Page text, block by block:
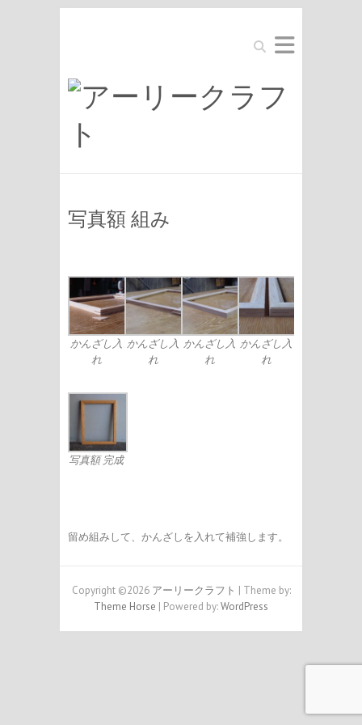
Search
写真額 組み
かんざし入
れ
かんざし入
れ
かんざし入
れ
かんざし入
れ
写真額 完成
留め組みして、かんざしを入れて補強します。
Copyright ©2026 アーリークラフト | Theme by:
Theme Horse | Powered by:WordPress